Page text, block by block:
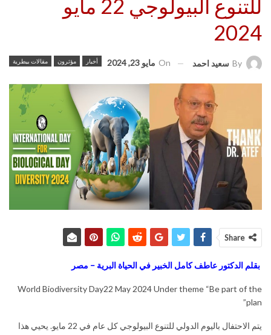
للتنوع البيولوجي 22 مايو
2024
أخبار مؤثرون مقالات بيطرية By سعيد احمد On مايو 23, 2024
Share
بقلم الدكتور عاطف كامل الخبير في الحياة البرية – مصر
World Biodiversity Day22 May 2024 Under theme “Be part of the
plan”
يتم الاحتفال باليوم الدولي للتنوع البيولوجي كل عام في 22 مايو. يحيي هذا